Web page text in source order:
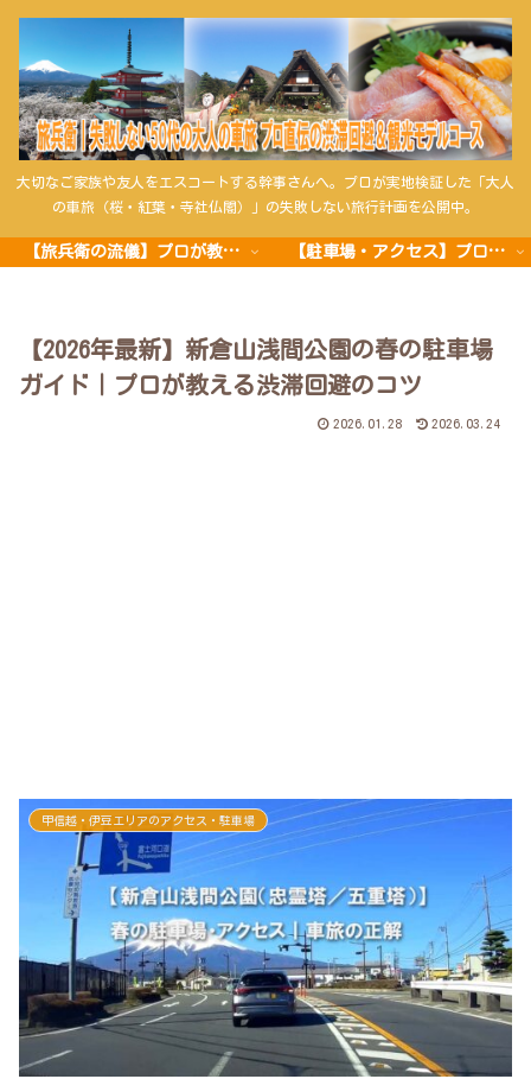
大切なご家族や友人をエスコートする幹事さんへ。プロが実地検証した「大人
の車旅（桜・紅葉・寺社仏閣）」の失敗しない旅行計画を公開中。
【旅兵衛の流儀】プロが教える車旅の極意 【駐車場・アクセス】プロの攻略法
【2026年最新】新倉山浅間公園の春の駐車場
ガイド｜プロが教える渋滞回避のコツ
2026.01.28 2026.03.24
甲信越・伊豆エリアのアクセス・駐車場